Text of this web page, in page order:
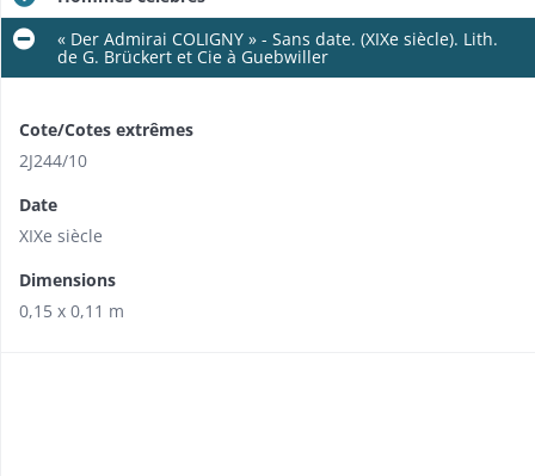
« Der Admirai COLIGNY » - Sans date​. (XIXe siècle). Lith.
de G. Brückert et Cie à Guebwiller
Cote/Cotes extrêmes
2J244/​10
Date
XIXe siècle
Dimensions
0,15 x 0,11 m